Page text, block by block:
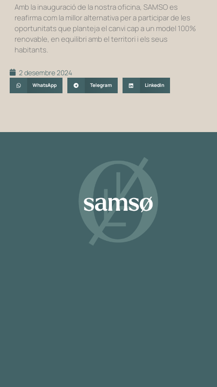
Amb la inauguració de la nostra oficina, SAMSO es
reafirma com la millor alternativa per a participar de les
oportunitats que planteja el canvi cap a un model 100%
renovable, en equilibri amb el territori i els seus
habitants.
2 desembre 2024
WhatsApp Telegram LinkedIn